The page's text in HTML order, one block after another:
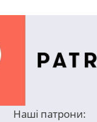
Наші патрони: